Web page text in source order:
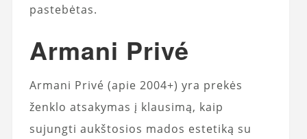
pastebėtas.
Armani Privé
Armani Privé (apie 2004+) yra prekės
ženklo atsakymas į klausimą, kaip
sujungti aukštosios mados estetiką su